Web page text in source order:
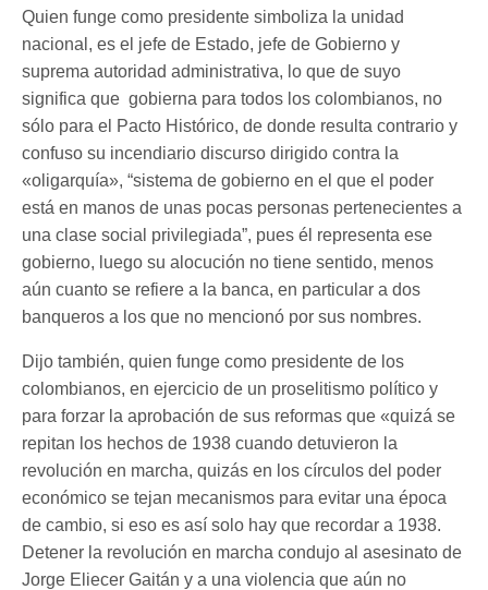
Quien funge como presidente simboliza la unidad
nacional, es el jefe de Estado, jefe de Gobierno y
suprema autoridad administrativa, lo que de suyo
significa que gobierna para todos los colombianos, no
sólo para el Pacto Histórico, de donde resulta contrario y
confuso su incendiario discurso dirigido contra la
«oligarquía», “sistema de gobierno en el que el poder
está en manos de unas pocas personas pertenecientes a
una clase social privilegiada”, pues él representa ese
gobierno, luego su alocución no tiene sentido, menos
aún cuanto se refiere a la banca, en particular a dos
banqueros a los que no mencionó por sus nombres.
Dijo también, quien funge como presidente de los
colombianos, en ejercicio de un proselitismo político y
para forzar la aprobación de sus reformas que «quizá se
repitan los hechos de 1938 cuando detuvieron la
revolución en marcha, quizás en los círculos del poder
económico se tejan mecanismos para evitar una época
de cambio, si eso es así solo hay que recordar a 1938.
Detener la revolución en marcha condujo al asesinato de
Jorge Eliecer Gaitán y a una violencia que aún no